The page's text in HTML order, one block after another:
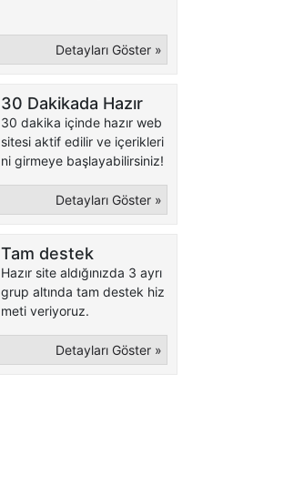
Detayları Göster »
30 Dakikada Hazır
30 dakika içinde hazır web
sitesi aktif edilir ve içerikleri
ni girmeye başlayabilirsiniz!
Detayları Göster »
Tam destek
Hazır site aldığınızda 3 ayrı
grup altında tam destek hiz
meti veriyoruz.
Detayları Göster »